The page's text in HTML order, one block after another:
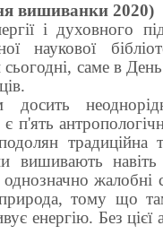
вишиванки 2020)
і духовного
наукової
саме в
досить
вишивають
тому що там
енергію. Без цієї